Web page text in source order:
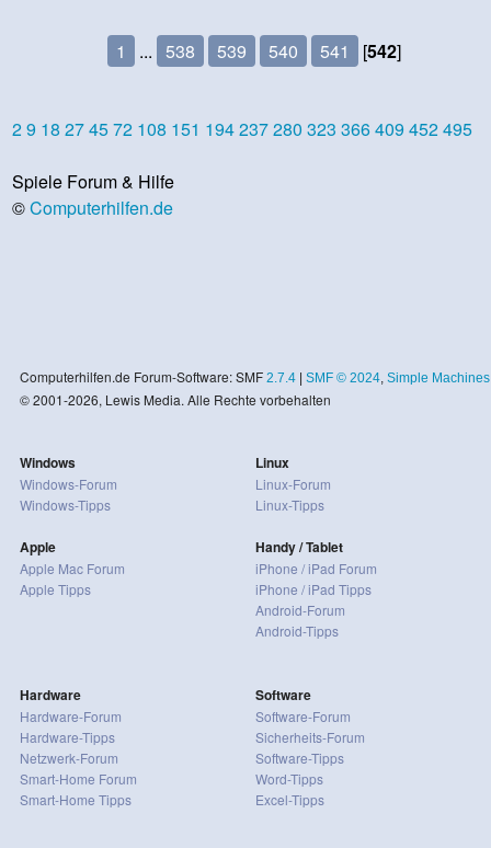
1 ... 538 539 540 541 [542]
29 18 274572 108 151 194237280 323 366409 452495
Spiele Forum & Hilfe
©Computerhilfen.de
Computerhilfen.de Forum-Software: SMF 2.7.4| SMF © 2024, Simple Machines
© 2001-2026, Lewis Media. Alle Rechte vorbehalten
Windows
Windows-Forum
Windows-Tipps
Apple
Apple Mac Forum
Apple Tipps
Linux
Linux-Forum
Linux-Tipps
Handy / Tablet
iPhone / iPad Forum
iPhone / iPad Tipps
Android-Forum
Android-Tipps
Hardware
Hardware-Forum
Hardware-Tipps
Netzwerk-Forum
Smart-Home Forum
Smart-Home Tipps
Software
Software-Forum
Sicherheits-Forum
Software-Tipps
Word-Tipps
Excel-Tipps